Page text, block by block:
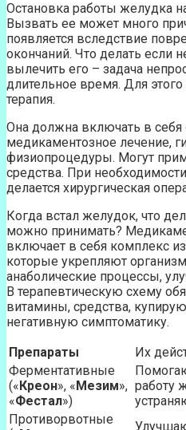
Остановка работы желудка
Вызвать ее может много
появляется вследствие
окончаний. Что делать если
вылечить его – задача
длительное время. Для
терапия.
Она должна включать в себя
медикаментозное лечение,
физиопроцедуры. Могут
средства. При
делается хирургическая
Когда встал желудок, что
можно принимать?
включает в себя комплекс
которые укрепляют
анаболические процессы,
В терапевтическую схему
витамины, средства,
негативную симптоматику.
Препараты
Их
Ферментативные
(« Креон», « Мезим»,
«Фестал»)
работу
Противорвотные